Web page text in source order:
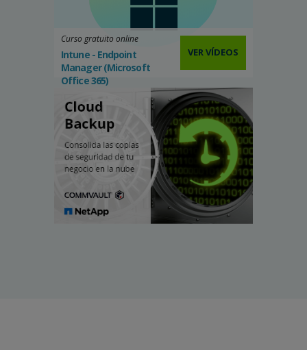
Curso gratuito online
Intune - Endpoint
Manager (Microsoft
Office 365)
VER VÍDEOS